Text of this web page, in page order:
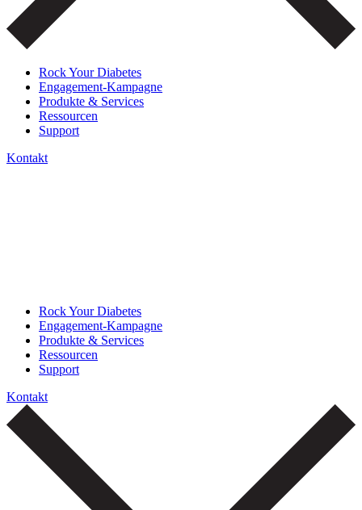
Rock Your Diabetes
Engagement-Kampagne
Produkte & Services
Ressourcen
Support
Kontakt
Rock Your Diabetes
Engagement-Kampagne
Produkte & Services
Ressourcen
Support
Kontakt